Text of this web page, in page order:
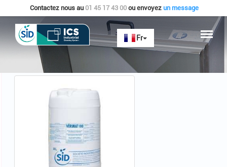
Contactez nous au 01 45 17 43 00ou envoyez un message
Accueil VERIMAT 100